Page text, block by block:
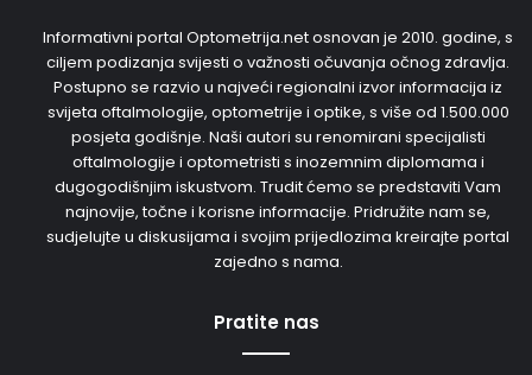
Informativni portal Optometrija.net osnovan je 2010. godine, s
ciljem podizanja svijesti o važnosti očuvanja očnog zdravlja.
Postupno se razvio u najveći regionalni izvor informacija iz
svijeta oftalmologije, optometrije i optike, s više od 1.500.000
posjeta godišnje. Naši autori su renomirani specijalisti
oftalmologije i optometristi s inozemnim diplomama i
dugogodišnjim iskustvom. Trudit ćemo se predstaviti Vam
najnovije, točne i korisne informacije. Pridružite nam se,
sudjelujte u diskusijama i svojim prijedlozima kreirajte portal
zajedno s nama.
Pratite nas